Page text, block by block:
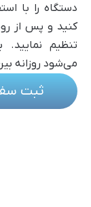
دستگاه را با
کنید و پس از
تنظیم نمایید.
می‌شود روزانه بین ۴۵ تا ۶۰ دقیقه از زانوبند استفاده
ثبت